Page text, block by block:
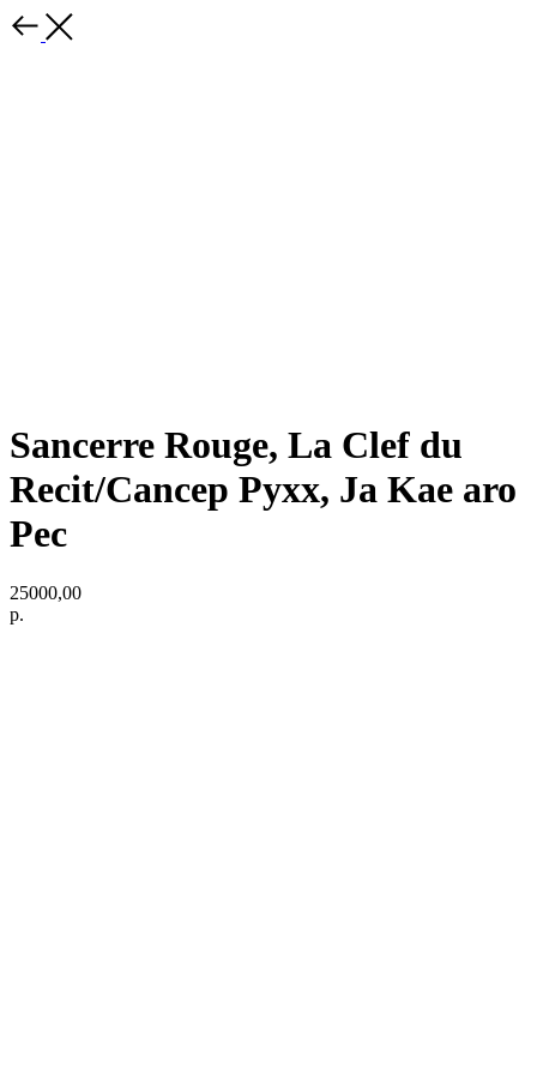
Sancerre Rouge, La Clef du
Recit/Cancep Pyxx, Ja Kae aro
Pec
25000,00
р.